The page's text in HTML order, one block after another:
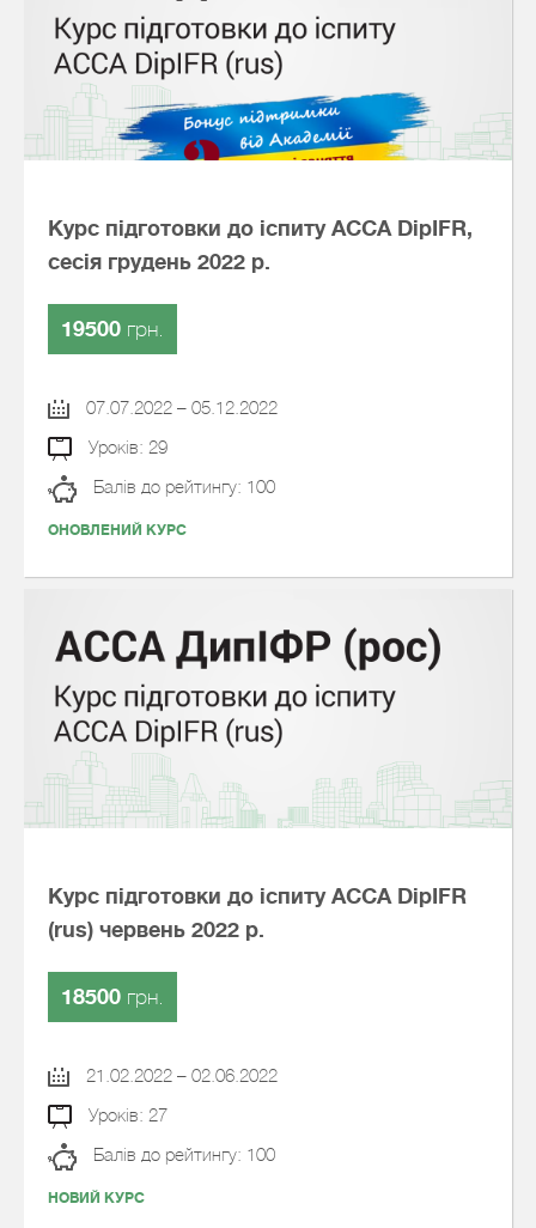
Курс підготовки до іспиту АССА DipIFR,
сесія грудень 2022 р.
19500 грн.
07.07.2022 – 05.12.2022
Уроків: 29
Балів до рейтингу: 100
ОНОВЛЕНИЙ КУРС
Курс підготовки до іспиту АССА DipIFR
(rus) червень 2022 р.
18500 грн.
21.02.2022 – 02.06.2022
Уроків: 27
Балів до рейтингу: 100
НОВИЙ КУРС